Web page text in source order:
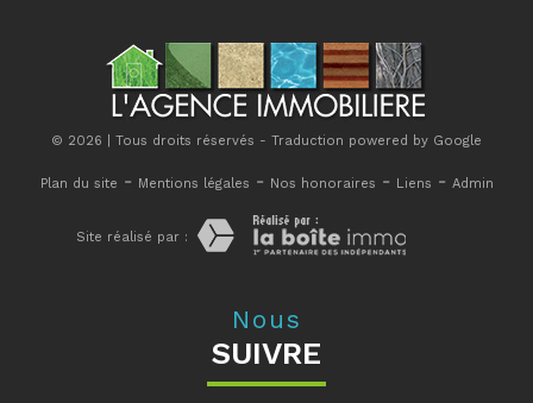
© 2026 | Tous droits réservés - Traduction powered by Google
Plan du site - Mentions légales - Nos honoraires - Liens - Admin
Site réalisé par :
Nous
SUIVRE